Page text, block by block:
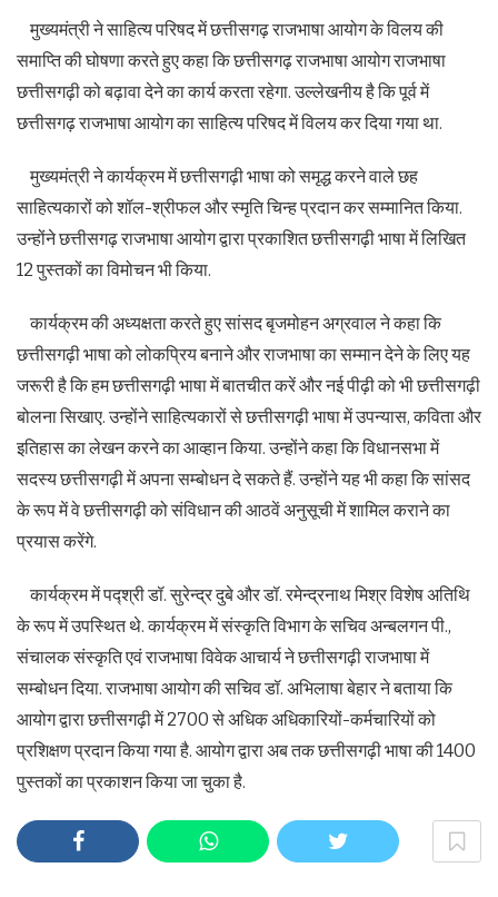
मुख्यमंत्री ने साहित्य परिषद में छत्तीसगढ़ राजभाषा आयोग के विलय की
समाप्ति की घोषणा करते हुए कहा कि छत्तीसगढ़ राजभाषा आयोग राजभाषा
छत्तीसगढ़ी को बढ़ावा देने का कार्य करता रहेगा. उल्लेखनीय है कि पूर्व में
छत्तीसगढ़ राजभाषा आयोग का साहित्य परिषद में विलय कर दिया गया था.
मुख्यमंत्री ने कार्यक्रम में छत्तीसगढ़ी भाषा को समृद्ध करने वाले छह
साहित्यकारों को शॉल-श्रीफल और स्मृति चिन्ह प्रदान कर सम्मानित किया.
उन्होंने छत्तीसगढ़ राजभाषा आयोग द्वारा प्रकाशित छत्तीसगढ़ी भाषा में लिखित
12 पुस्तकों का विमोचन भी किया.
कार्यक्रम की अध्यक्षता करते हुए सांसद बृजमोहन अग्रवाल ने कहा कि
छत्तीसगढ़ी भाषा को लोकप्रिय बनाने और राजभाषा का सम्मान देने के लिए यह
जरूरी है कि हम छत्तीसगढ़ी भाषा में बातचीत करें और नई पीढ़ी को भी छत्तीसगढ़ी
बोलना सिखाए. उन्होंने साहित्यकारों से छत्तीसगढ़ी भाषा में उपन्यास, कविता और
इतिहास का लेखन करने का आव्हान किया. उन्होंने कहा कि विधानसभा में
सदस्य छत्तीसगढ़ी में अपना सम्बोधन दे सकते हैं. उन्होंने यह भी कहा कि सांसद
के रूप में वे छत्तीसगढ़ी को संविधान की आठवें अनुसूची में शामिल कराने का
प्रयास करेंगे.
कार्यक्रम में पद्श्री डॉ. सुरेन्द्र दुबे और डॉ. रमेन्द्रनाथ मिश्र विशेष अतिथि
के रूप में उपस्थित थे. कार्यक्रम में संस्कृति विभाग के सचिव अन्बलगन पी.,
संचालक संस्कृति एवं राजभाषा विवेक आचार्य ने छत्तीसगढ़ी राजभाषा में
सम्बोधन दिया. राजभाषा आयोग की सचिव डॉ. अभिलाषा बेहार ने बताया कि
आयोग द्वारा छत्तीसगढ़ी में 2700 से अधिक अधिकारियों-कर्मचारियों को
प्रशिक्षण प्रदान किया गया है. आयोग द्वारा अब तक छत्तीसगढ़ी भाषा की 1400
पुस्तकों का प्रकाशन किया जा चुका है.